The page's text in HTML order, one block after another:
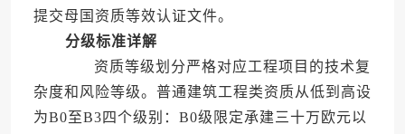
提交母国资质等效认证文件。
分级标准详解
资质等级划分严格对应工程项目的技术复
杂度和风险等级。普通建筑工程类资质从低到高设
为B0至B3四个级别：B0级限定承建三十万欧元以